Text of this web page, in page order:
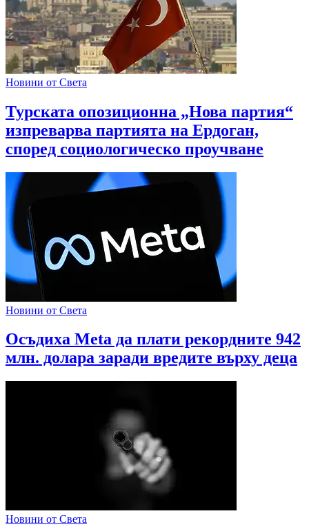
Новини от Света
Турската опозиционна „Нова партия“
изпреварва партията на Ердоган,
според социологическо проучване
Новини от Света
Осъдиха Meta да плати рекордните 942
млн. долара заради вредите върху деца
Новини от Света